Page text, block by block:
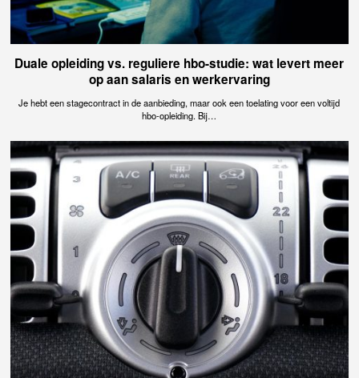
Duale opleiding vs. reguliere hbo-studie: wat levert meer
op aan salaris en werkervaring
Je hebt een stagecontract in de aanbieding, maar ook een toelating voor een voltijd
hbo-opleiding. Bij…